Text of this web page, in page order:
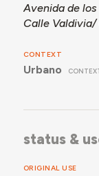
Avenida de
Calle Valdivia/
CONTEXT
Urbano
status &
ORIGINAL USE